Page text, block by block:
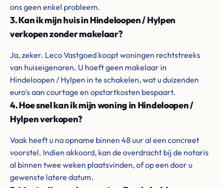
ons geen enkel probleem.
3. Kan ik mijn huis in Hindeloopen / Hylpen
verkopen zonder makelaar?
Ja, zeker. Leco Vastgoed koopt woningen rechtstreeks
van huiseigenaren. U hoeft geen makelaar in
Hindeloopen / Hylpen in te schakelen, wat u duizenden
euro's aan courtage en opstartkosten bespaart.
4. Hoe snel kan ik mijn woning in Hindeloopen /
Hylpen verkopen?
Vaak heeft u na opname binnen 48 uur al een concreet
voorstel. Indien akkoord, kan de overdracht bij de notaris
al binnen twee weken plaatsvinden, of op een door u
gewenste latere datum.